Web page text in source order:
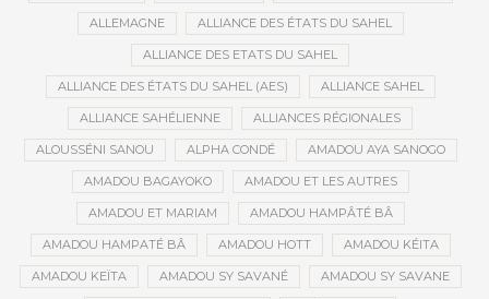
ALLEMAGNE ALLIANCE DES ÉTATS DU SAHEL
ALLIANCE DES ETATS DU SAHEL
ALLIANCE DES ÉTATS DU SAHEL (AES) ALLIANCE SAHEL
ALLIANCE SAHÉLIENNE ALLIANCES RÉGIONALES
ALOUSSÉNI SANOU ALPHA CONDÉ AMADOU AYA SANOGO
AMADOU BAGAYOKO AMADOU ET LES AUTRES
AMADOU ET MARIAM AMADOU HAMPÂTÉ BÂ
AMADOU HAMPATÉ BÂ AMADOU HOTT AMADOU KÉITA
AMADOU KEÏTA AMADOU SY SAVANÉ AMADOU SY SAVANE